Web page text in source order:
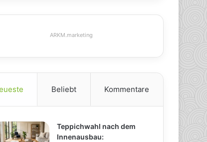
ARKM.marketing
Beliebt Kommentare
Teppichwahl nach dem
Innenausbau: